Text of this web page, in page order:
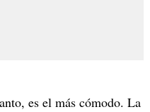
es el más cómodo. La